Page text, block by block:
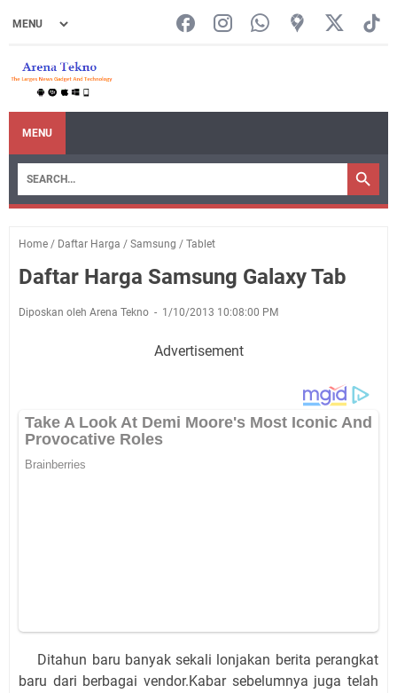
MENU
Home / Daftar Harga / Samsung / Tablet
Daftar Harga Samsung Galaxy Tab
Diposkan oleh Arena Tekno 1/10/2013 10:08:00 PM
Advertisement
Ditahun baru banyak sekali lonjakan berita perangkat
baru dari berbagai vendor.Kabar sebelumnya juga telah